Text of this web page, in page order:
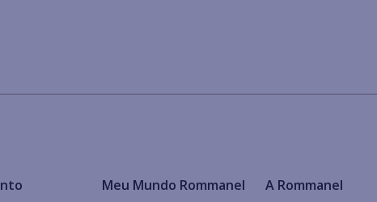
Meu Mundo Rommanel A Rommanel